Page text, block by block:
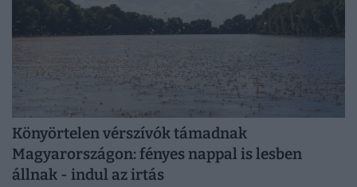
Könyörtelen vérszívók támadnak
Magyarországon: fényes nappal is lesben
állnak - indul az irtás